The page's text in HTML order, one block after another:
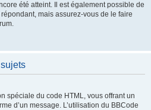
été atteint. Il est également possible de
mais assurez-vous de le faire
spéciale du code HTML, vous offrant un
d’un message. L’utilisation du BBCode